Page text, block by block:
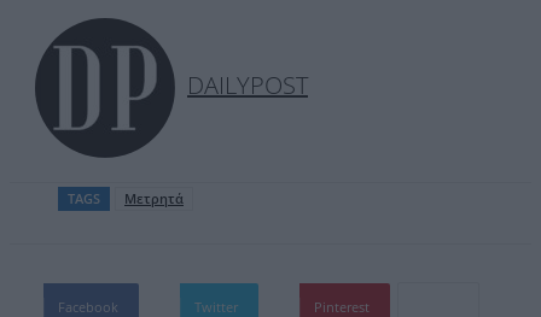
DAILYPOST
TAGS Μετρητά
Facebook Twitter Pinterest